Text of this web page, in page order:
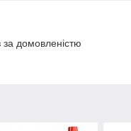
домовленістю